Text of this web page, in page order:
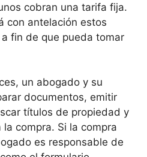
cobran una tarifa fija.
con antelación estos
fin de que pueda tomar
un abogado y su
documentos, emitir
títulos de propiedad y
compra. Si la compra
es responsable de